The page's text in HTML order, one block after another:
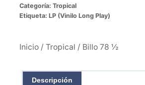
Categoría: Tropical
Etiqueta: LP (Vinilo Long Play)
Inicio / Tropical / Billo 78 ½
Descripción